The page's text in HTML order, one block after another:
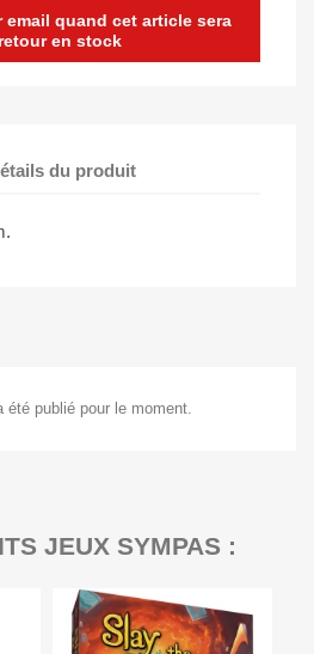
email quand cet article sera
en stock
du produit
été publié pour le moment.
JEUX SYMPAS :